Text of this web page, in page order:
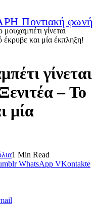
γίνεται
έκρυβε και μία έκπληξη!
γίνεται
– Το
μία
1 Min Read
WhatsApp VKontakte